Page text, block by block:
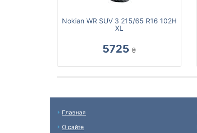
Nokian WR SUV 3 215/65 R16 102H
XL
5725 ₴
Главная
О сайте